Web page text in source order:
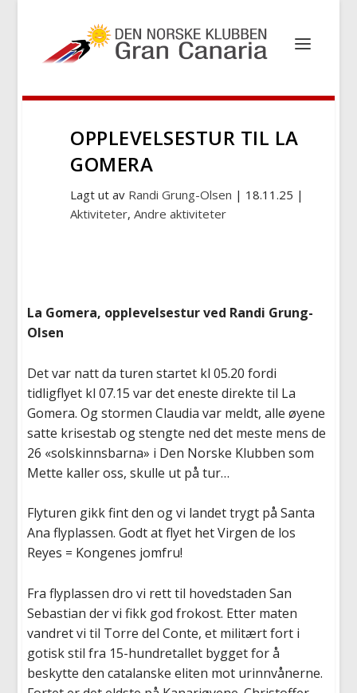
OPPLEVELSESTUR TIL LA
GOMERA
Lagt ut av Randi Grung-Olsen | 18.11.25 |
Aktiviteter,Andre aktiviteter
La Gomera, opplevelsestur ved Randi Grung-
Olsen
Det var natt da turen startet kl 05.20 fordi
tidligflyet kl 07.15 var det eneste direkte til La
Gomera. Og stormen Claudia var meldt, alle øyene
satte krisestab og stengte ned det meste mens de
26 «solskinnsbarna» i Den Norske Klubben som
Mette kaller oss, skulle ut på tur…
Flyturen gikk fint den og vi landet trygt på Santa
Ana flyplassen. Godt at flyet het Virgen de los
Reyes = Kongenes jomfru!
Fra flyplassen dro vi rett til hovedstaden San
Sebastian der vi fikk god frokost. Etter maten
vandret vi til Torre del Conte, et militært fort i
gotisk stil fra 15-hundretallet bygget for å
beskytte den catalanske eliten mot urinnvånerne.